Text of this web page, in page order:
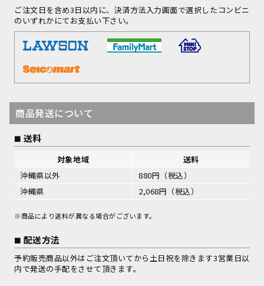
ご注文日を含め3日以内に、決済方法入力画面で選択したコンビニ
のいずれかにてお支払い下さい。
商品発送について
送料
対象地域
送料
沖縄県以外
880円（税込）
沖縄県
2,068円（税込）
※商品により送料が異なる場合がございます。
配送方法
予約販売商品以外はご注文頂いてから土日祝を除きます3営業日以
内で発送の手配をさせて頂きます。